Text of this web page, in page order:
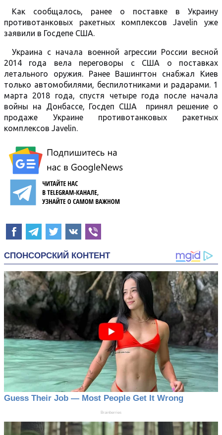
Как сообщалось, ранее о поставке в Украину
противотанковых ракетных комплексов Javelin уже
заявили в Госдепе США.
Украина с начала военной агрессии России весной
2014 года вела переговоры с США о поставках
летального оружия. Ранее Вашингтон снабжал Киев
только автомобилями, беспилотниками и радарами. 1
марта 2018 года, спустя четыре года после начала
войны на Донбассе, Госдеп США принял решение о
продаже Украине противотанковых ракетных
комплексов Javelin.